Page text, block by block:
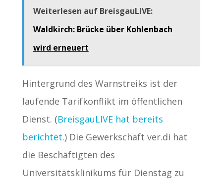
Weiterlesen auf BreisgauLIVE:
Waldkirch: Brücke über Kohlenbach
wird erneuert
Hintergrund des Warnstreiks ist der
laufende Tarifkonflikt im öffentlichen
Dienst. (BreisgauLIVE hat bereits
berichtet.) Die Gewerkschaft ver.di hat
die Beschäftigten des
Universitätsklinikums für Dienstag zu